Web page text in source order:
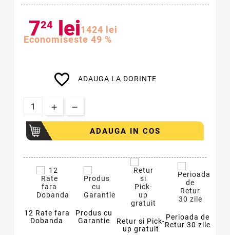
724 lei1424 lei
Economiseste 49 %
favorite_border ADAUGA LA DORINTE
ADAUGA IN COS
12 Rate fara
Dobanda
Produs cu
Garantie
Retur si Pick-
up gratuit
Perioada de
Retur 30 zile